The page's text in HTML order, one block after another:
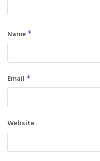
Name *
Email *
Website